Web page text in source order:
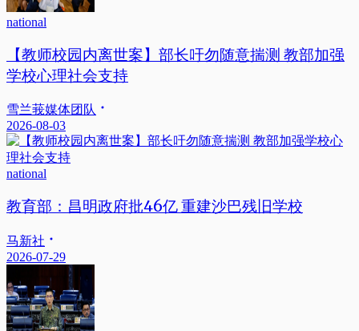
national
【教师校园内离世案】部长吁勿随意揣测 教部加强
学校心理社会支持
雪兰莪媒体团队
2026-08-03
national
教育部：昌明政府批46亿 重建沙巴残旧学校
马新社
2026-07-29